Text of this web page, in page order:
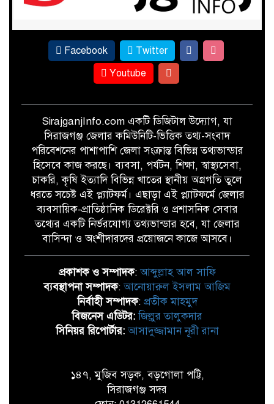
Facebook
Twitter
Youtube
SirajganjInfo.com একটি ডিজিটাল উদ্যোগ, যা
সিরাজগঞ্জ জেলার কমিউনিটি-ভিত্তিক তথ্য-সংবাদ
পরিবেশনের পাশাপাশি জেলা সংক্রান্ত বিভিন্ন তথ্যভান্ডার
হিসেবে কাজ করছে। ব্যবসা, পর্যটন, শিক্ষা, স্বাস্থ্যসেবা,
চাকরি, কৃষি ইত্যাদি বিভিন্ন খাতের স্থানীয় অগ্রগতি তুলে
ধরতে সচেষ্ট এই প্ল্যাটফর্ম। এছাড়া এই প্ল্যাটফর্মে জেলার
ব্যবসায়িক-প্রাতিষ্ঠানিক ডিরেক্টরি ও প্রশাসনিক সেবার
তথ্যের একটি নির্ভরযোগ্য তথ্যভান্ডার হবে, যা জেলার
বাসিন্দা ও অংশীদারদের প্রয়োজনে কাজে আসবে।
প্রকাশক ও সম্পাদক:আব্দুল্লাহ আল সাফি
ব্যবস্থাপনা সম্পাদক:আনোয়ারুল ইসলাম আজিম
নির্বাহী সম্পাদক: প্রতীক মাহমুদ
বিজনেস এডিটর: জিল্লুর তালুকদার
সিনিয়র রিপোর্টার: আসাদুজ্জামান নূরী রানা
১৪৭, মুজিব সড়ক, বড়গোলা পট্টি,
সিরাজগঞ্জ সদর